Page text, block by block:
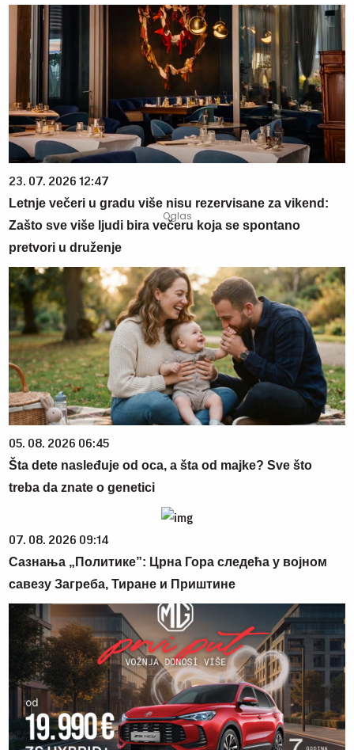
23. 07. 2026 12:47
Letnje večeri u gradu više nisu rezervisane za vikend:
Zašto sve više ljudi bira večeru koja se spontano
pretvori u druženje
05. 08. 2026 06:45
Šta dete nasleđuje od oca, a šta od majke? Sve što
treba da znate o genetici
07. 08. 2026 09:14
Сазнања „Политике”: Црна Гора следећа у војном
савезу Загреба, Тиране и Приштине